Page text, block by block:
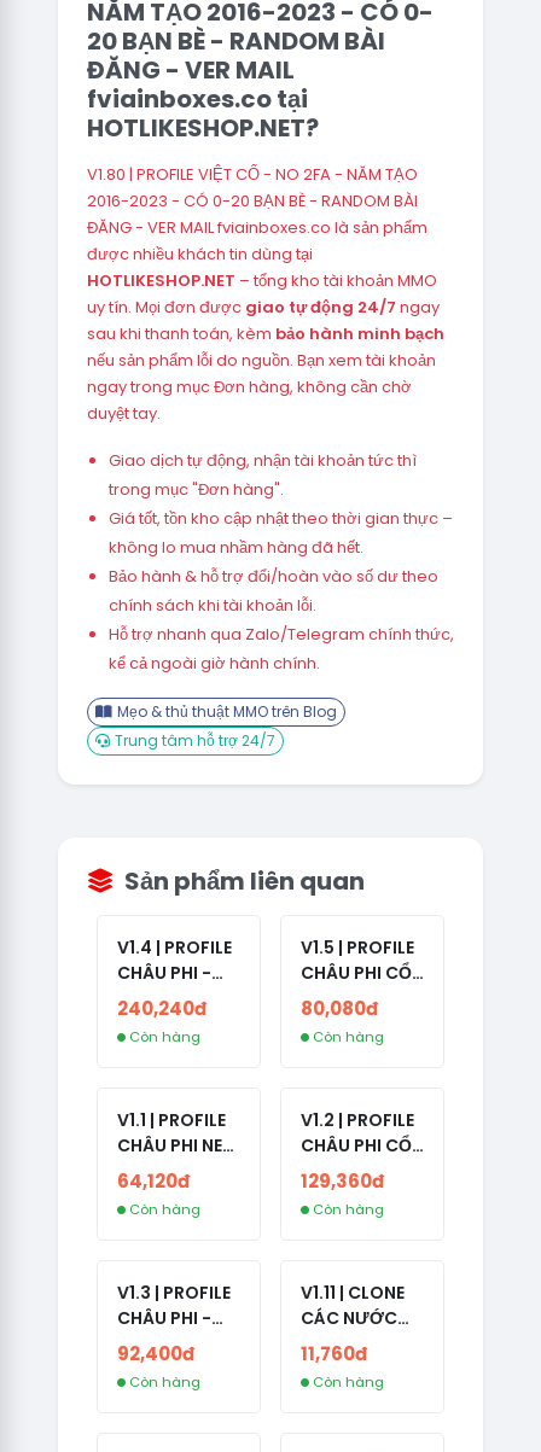
NĂM TẠO 2016-2023 - CÓ 0-
20 BẠN BÈ - RANDOM BÀI
ĐĂNG - VER MAIL
fviainboxes.co tại
HOTLIKESHOP.NET?
V1.80 | PROFILE VIỆT CỔ - NO 2FA - NĂM TẠO
2016-2023 - CÓ 0-20 BẠN BÈ - RANDOM BÀI
ĐĂNG - VER MAIL fviainboxes.co là sản phẩm
được nhiều khách tin dùng tại
HOTLIKESHOP.NET – tổng kho tài khoản MMO
uy tín. Mọi đơn được giao tự động 24/7 ngay
sau khi thanh toán, kèm bảo hành minh bạch
nếu sản phẩm lỗi do nguồn. Bạn xem tài khoản
ngay trong mục Đơn hàng, không cần chờ
duyệt tay.
Giao dịch tự động, nhận tài khoản tức thì
trong mục "Đơn hàng".
Giá tốt, tồn kho cập nhật theo thời gian thực –
không lo mua nhầm hàng đã hết.
Bảo hành & hỗ trợ đổi/hoàn vào số dư theo
chính sách khi tài khoản lỗi.
Hỗ trợ nhanh qua Zalo/Telegram chính thức,
kể cả ngoài giờ hành chính.
Mẹo & thủ thuật MMO trên Blog
Trung tâm hỗ trợ 24/7
Sản phẩm liên quan
V1.4 | PROFILE
CHÂU PHI -
ETHIOPIA CỔ -
NO 2FA -
RANDOM BẠN
240,240đ
Còn hàng
V1.5 | PROFILE
CHÂU PHI CỔ
- NO 2FA -
LẪN 2024 -
LIVE ADS
80,080đ
Còn hàng
V1.1 | PROFILE
CHÂU PHI NEW
- NO 2FA - ĐA
SỐ BẠN BÈ
CAO
64,120đ
Còn hàng
V1.2 | PROFILE
CHÂU PHI CỔ
- NO 2FA -
LIVE ADS -
NĂM TẠO
129,360đ
Còn hàng
V1.3 | PROFILE
CHÂU PHI -
NO 2FA - LIVE
ADS
92,400đ
Còn hàng
V1.11 | CLONE
CÁC NƯỚC
CÓ 2FA -
INDIA - HÀNG
1 HOTMAIL
11,760đ
Còn hàng